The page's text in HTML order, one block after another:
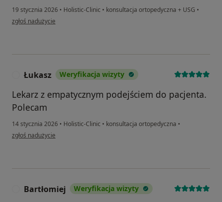
19 stycznia 2026 • Holistic-Clinic • konsultacja ortopedyczna + USG •
w opinii użytkownika Piotr
zgłoś nadużycie
Łukasz Weryfikacja wizyty
Lekarz z empatycznym podejściem do pacjenta.
Polecam
14 stycznia 2026 • Holistic-Clinic • konsultacja ortopedyczna •
w opinii użytkownika Łukasz
zgłoś nadużycie
Bartłomiej Weryfikacja wizyty